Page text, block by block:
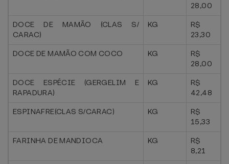
28,00
DOCE DE MAMÃO (CLAS S/
CARAC)
KG
R$
23,30
DOCE DE MAMÃO COM COCO
KG
R$
28,00
DOCE ESPÉCIE (GERGELIM E
RAPADURA)
KG
R$
42,48
ESPINAFRE(CLAS S/CARAC)
KG
R$
15,33
FARINHA DE MANDIOCA
KG
R$
8,21